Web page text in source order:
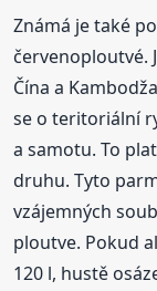
Známá je také
červenoploutvé.
Čína a
se o teritoriální
a samotu. To
druhu. Tyto
vzájemných
ploutve. Pokud
120 l, hustě